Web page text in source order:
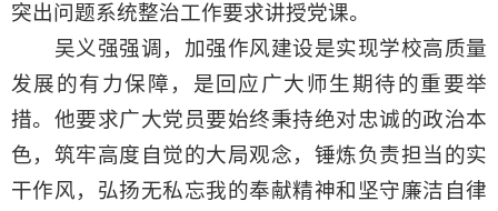
突出问题系统整治工作要求讲授党课。
吴义强强调，加强作风建设是实现学校高质量
发展的有力保障，是回应广大师生期待的重要举
措。他要求广大党员要始终秉持绝对忠诚的政治本
色，筑牢高度自觉的大局观念，锤炼负责担当的实
干作风，弘扬无私忘我的奉献精神和坚守廉洁自律